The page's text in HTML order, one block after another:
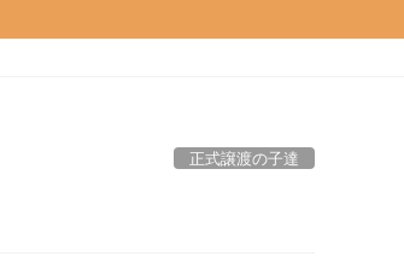
正式譲渡の子達